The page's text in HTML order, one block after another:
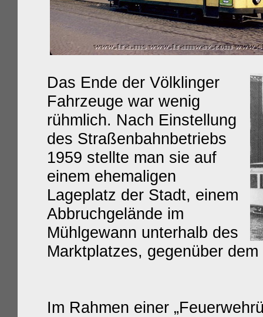
Das Ende der Völklinger
Fahrzeuge war wenig
rühmlich. Nach Einstellung
des Straßenbahnbetriebs
1959 stellte man sie auf
einem ehemaligen
Lageplatz der Stadt, einem
Abbruchgelände im
Mühlgewann unterhalb des
Marktplatzes, gegenüber
Im Rahmen einer